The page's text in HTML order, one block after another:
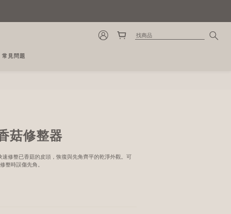
常見問題
菇修整器
速修整已香菇的皮頭，恢復與先角齊平的乾淨外觀。可
整時誤傷先角。